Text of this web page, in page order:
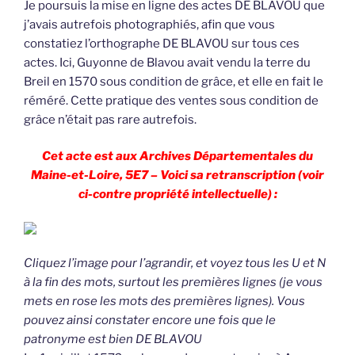
Je poursuis la mise en ligne des actes DE BLAVOU que
j’avais autrefois photographiés, afin que vous
constatiez l’orthographe DE BLAVOU sur tous ces
actes. Ici, Guyonne de Blavou avait vendu la terre du
Breil en 1570 sous condition de grâce, et elle en fait le
réméré. Cette pratique des ventes sous condition de
grâce n’était pas rare autrefois.
Cet acte est aux Archives Départementales du
Maine-et-Loire, 5E7 – Voici sa retranscription (voir
ci-contre propriété intellectuelle) :
Cliquez l’image pour l’agrandir, et voyez tous les U et N
à la fin des mots, surtout les premières lignes (je vous
mets en rose les mots des premières lignes). Vous
pouvez ainsi constater encore une fois que le
patronyme est bien DE BLAVOU